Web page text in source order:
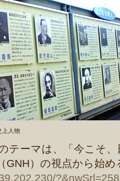
上人物
テーマは、「今こそ、
）の視点から始め